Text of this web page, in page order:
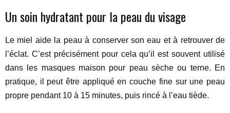
Un soin hydratant pour la peau du visage
Le miel aide la peau à conserver son eau et à retrouver de
l’éclat. C’est précisément pour cela qu’il est souvent utilisé
dans les masques maison pour peau sèche ou terne. En
pratique, il peut être appliqué en couche fine sur une peau
propre pendant 10 à 15 minutes, puis rincé à l’eau tiède.